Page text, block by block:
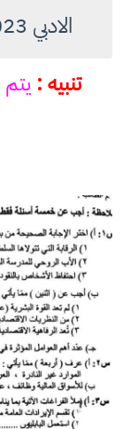
الادبي 2023 الامتحان الوزاري دور ثاني
تنبيه :